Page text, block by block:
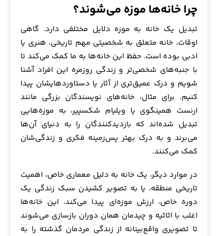
چرا خانه‌ها موزه می‌شوند؟
تبدیل یک خانه به موزه دلایل مختلفی دارد. گاهی
اوقات، خانه متعلق به شخصیتی مهم تاریخی، هنری یا
ادبی بوده است. حفظ این خانه‌ها به ما کمک می‌کند تا
با جنبه‌های شخصی‌تر و زندگی روزمره این افراد آشنا
شویم و درک عمیق‌تری از آثار یا دستاوردهایشان پیدا
کنیم. برای مثال، خانه‌های نویسندگان بزرگی مانند
ارنست همینگوی یا ویلیام شکسپیر، به موزه‌هایی
تبدیل شده‌اند که بازدیدکنندگان را به دنیای آن‌ها
می‌برند و به درک بهتر پس‌زمینه فکری و زندگی‌شان
کمک می‌کنند.
در موارد دیگر، یک خانه به دلیل معماری خاص، اهمیت
تاریخی منطقه، یا به تصویر کشیدن سبک زندگی یک
دوره خاص، ارزش موزه‌ای پیدا می‌کند. این خانه‌ها
اغلب با اثاثیه و چیدمان همان دوران بازسازی می‌شوند
تا تصویری واقع‌بینانه از زندگی مردمان گذشته را به